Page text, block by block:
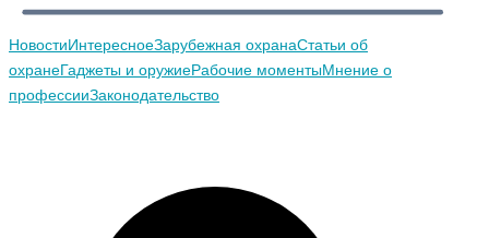
НовостиИнтересноеЗарубежная охранаСтатьи об
охранеГаджеты и оружиеРабочие моментыМнение о
профессииЗаконодательство